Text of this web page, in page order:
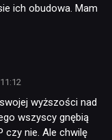
ich obudowa. Mam
wyższości nad
wszyscy gnębią
czy nie. Ale chwilę